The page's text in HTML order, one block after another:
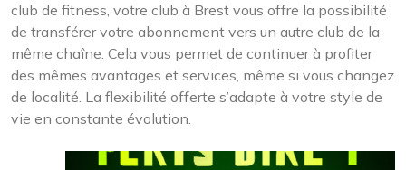
club de fitness, votre club à Brest vous offre la possibilité
de transférer votre abonnement vers un autre club de la
même chaîne. Cela vous permet de continuer à profiter
des mêmes avantages et services, même si vous changez
de localité. La flexibilité offerte s’adapte à votre style de
vie en constante évolution.